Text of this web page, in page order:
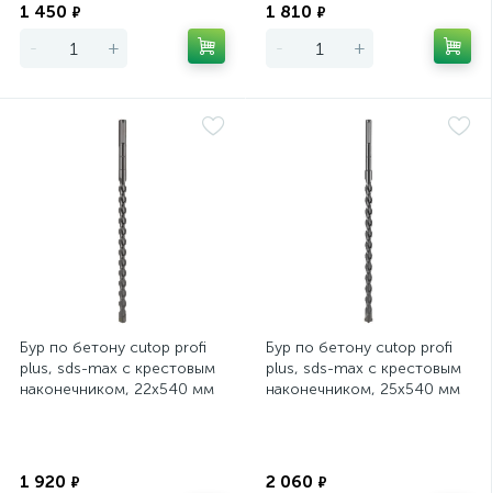
1 450 ₽
- +
1 810 ₽
- +
Бур по бетону cutop profi
plus, sds-max с крестовым
наконечником, 22x540 мм
1 920 ₽
Бур по бетону cutop profi
plus, sds-max с крестовым
наконечником, 25x540 мм
2 060 ₽